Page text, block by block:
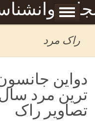
Skip to content
برگه نمونه
راک مرد
دواین
تصاویر راک